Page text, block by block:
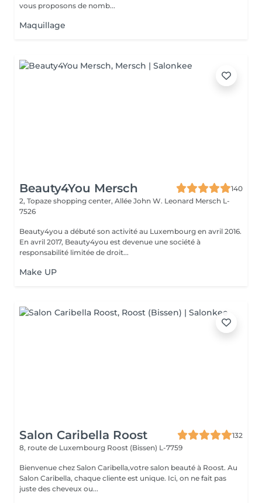
vous proposons de nomb...
Maquillage
Beauty4You Mersch
140
2, Topaze shopping center, Allée John W. Leonard Mersch L-
7526
Beauty4you a débuté son activité au Luxembourg en avril 2016.
En avril 2017, Beauty4you est devenue une société à
responsabilité limitée de droit...
Make UP
Salon Caribella Roost
132
8, route de Luxembourg Roost (Bissen) L-7759
Bienvenue chez Salon Caribella,votre salon beauté à Roost. Au
Salon Caribella, chaque cliente est unique. Ici, on ne fait pas
juste des cheveux ou...